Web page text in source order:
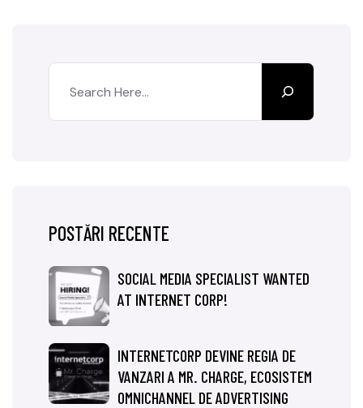
POSTĂRI RECENTE
SOCIAL MEDIA SPECIALIST WANTED
AT INTERNET CORP!
INTERNETCORP DEVINE REGIA DE
VANZARI A MR. CHARGE, ECOSISTEM
OMNICHANNEL DE ADVERTISING